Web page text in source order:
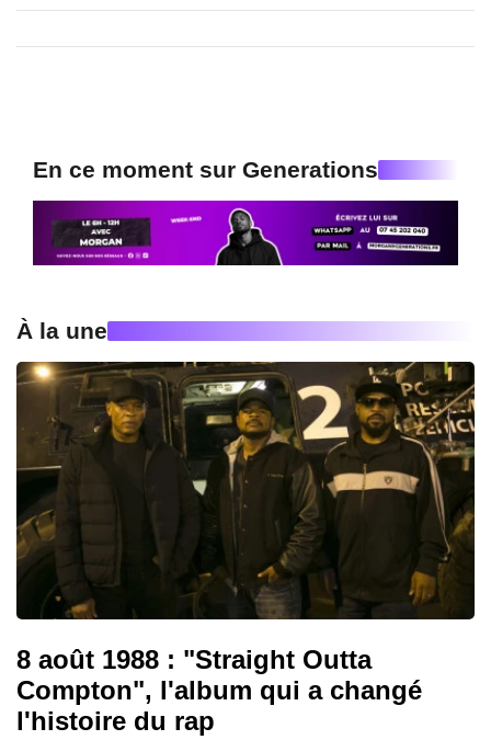
En ce moment sur Generations
À la une
8 août 1988 : "Straight Outta
Compton", l'album qui a changé
l'histoire du rap